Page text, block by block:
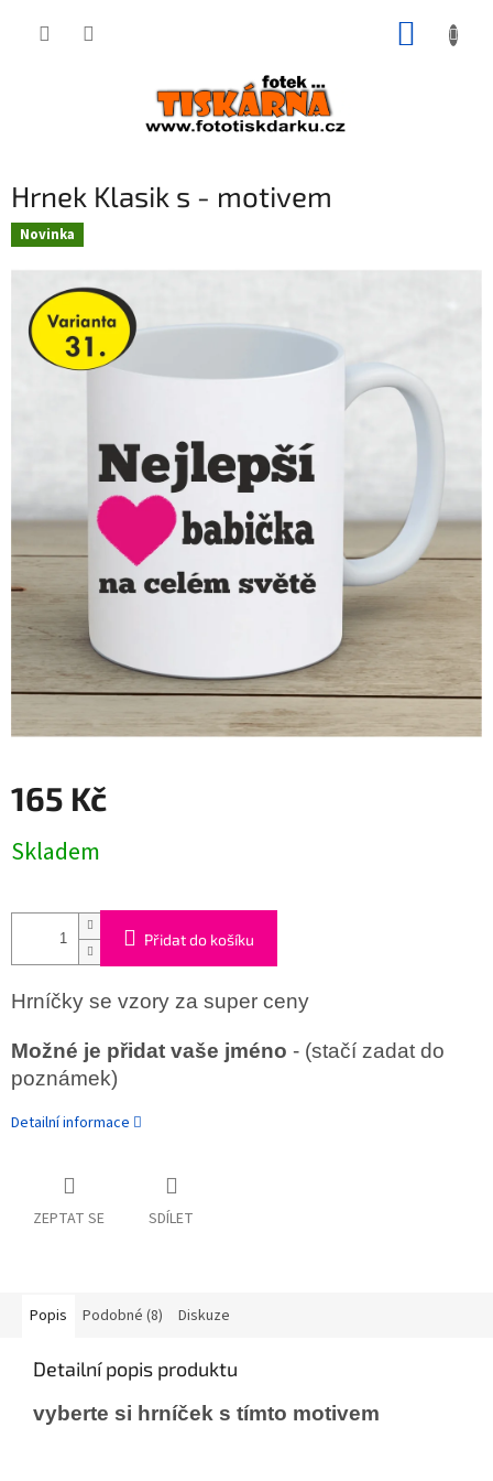
Hrnek Klasik s - motivem
Novinka
165 Kč
cena:
Skladem
Přidat do košíku
Hrníčky se vzory za super ceny
Možné je přidat vaše jméno - (stačí zadat do
poznámek)
Detailní informace
ZEPTAT SE SDÍLET
Popis Podobné (8) Diskuze
Detailní popis produktu
vyberte si hrníček s tímto motivem